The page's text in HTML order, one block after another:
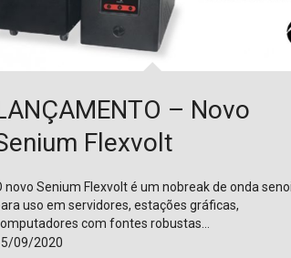
– Novo
Flexvolt
novo Senium Flexvolt é um nobreak de onda
uso em servidores, estações gráficas,
com fontes robustas…
09/2020